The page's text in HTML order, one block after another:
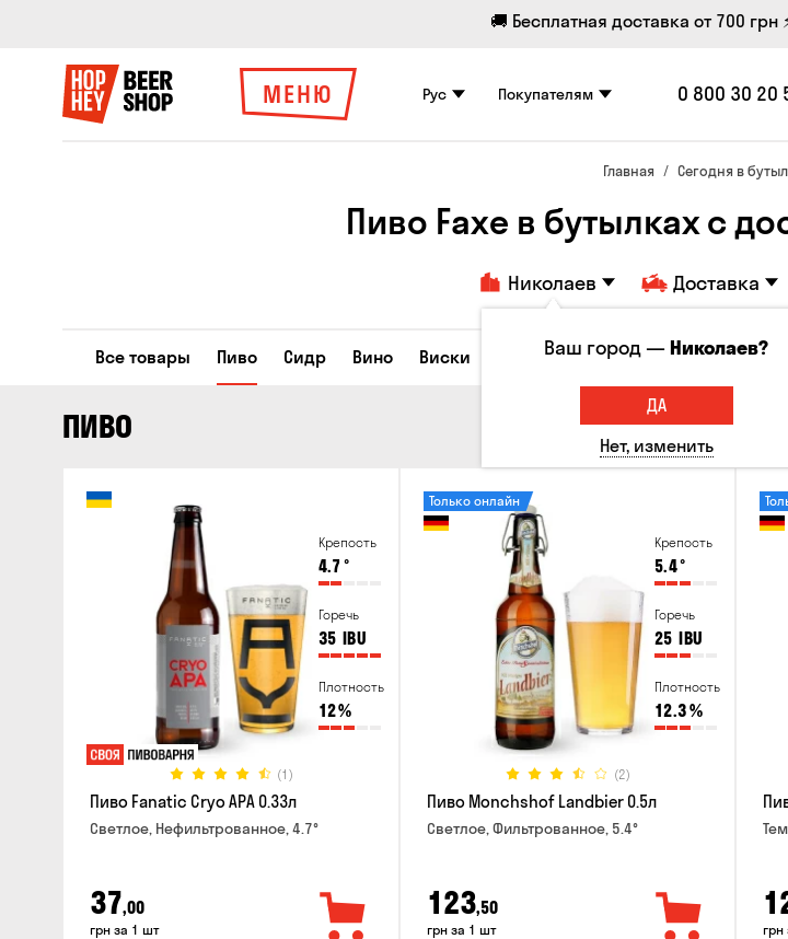
🚚 Бесплатная доставка от 700 грн
МЕНЮ Рус Покупателям 0 800 30 20
Главная Сегодня в
Пиво Faxe в бутылках с
Николаев Доставка
Все товары Пиво Сидр Вино Виски Коктейли Водка Соджу
ПИВО
Крепость
4.7°
Горечь
35 IBU
Плотность
12%
(1)
Пиво Fanatic Cryo APA 0.33л
Светлое, Нефильтрованное, 4.7°
37,00
грн за 1 шт
Крепость
5.4°
Горечь
25 IBU
Плотность
12.3%
(2)
Только онлайн
Пиво Monchshof Landbier 0.5л
Светлое, Фильтрованное, 5.4°
123,50
грн за 1 шт грн
Ваш город —Николаев?
ДА
Нет, изменить